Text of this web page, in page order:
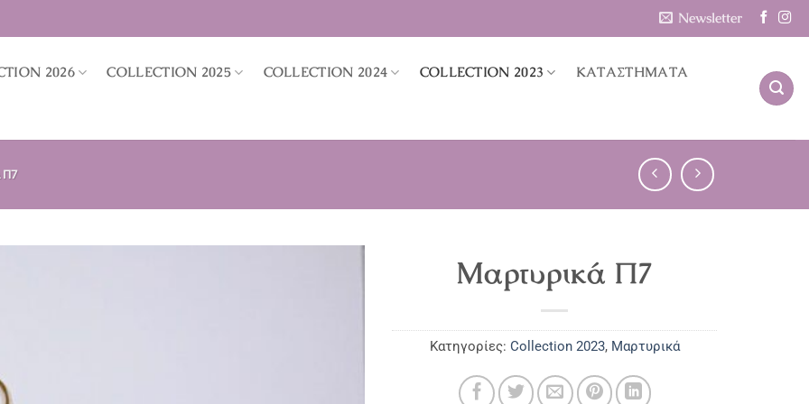
Newsletter
2026 COLLECTION 2025 COLLECTION 2024 COLLECTION 2023
ΚΑΤΑΣΤΗΜΑΤΑ
Π7
Μαρτυρικά Π7
Κατηγορίες: Collection 2023, Μαρτυρικά